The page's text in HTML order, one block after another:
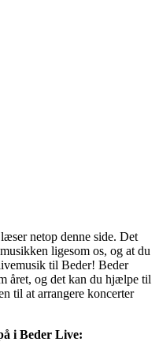
netop denne side. Det
ligesom os, og at du
til Beder! Beder
året, og det kan du hjælpe til
til at arrangere koncerter
i Beder Live: